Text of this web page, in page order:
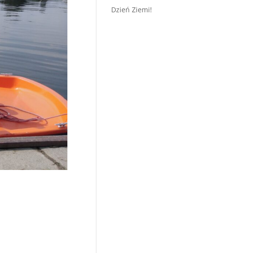
Dzień Ziemi!